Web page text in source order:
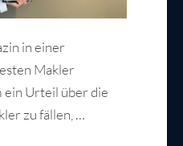
in einer
Makler
Urteil über die
zu fällen, …